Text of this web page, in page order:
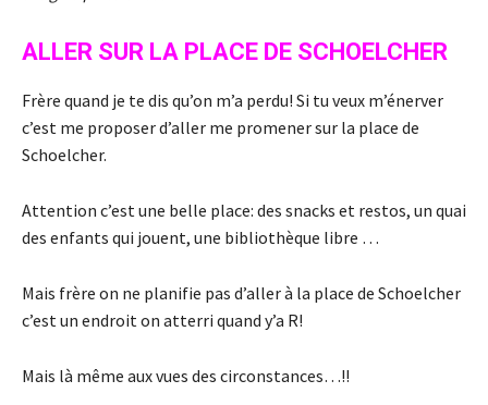
ALLER SUR LA PLACE DE SCHOELCHER
Frère quand je te dis qu’on m’a perdu! Si tu veux m’énerver
c’est me proposer d’aller me promener sur la place de
Schoelcher.
Attention c’est une belle place: des snacks et restos, un quai
des enfants qui jouent, une bibliothèque libre …
Mais frère on ne planifie pas d’aller à la place de Schoelcher
c’est un endroit on atterri quand y’a R!
Mais là même aux vues des circonstances…!!